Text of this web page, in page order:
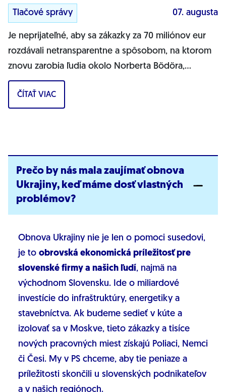
Tlačové správy 07. augusta
Je neprijateľné, aby sa zákazky za 70 miliónov eur
rozdávali netransparentne a spôsobom, na ktorom
znovu zarobia ľudia okolo Norberta Bödöra,
povedal podpredseda Progresívneho Slovenska a...
ČÍTAŤ VIAC
Prečo by nás mala zaujímať obnova
Ukrajiny, keď máme dosť vlastných
problémov?
Obnova Ukrajiny nie je len o pomoci susedovi,
je to obrovská ekonomická príležitosť pre
slovenské firmy a našich ľudí, najmä na
východnom Slovensku. Ide o miliardové
investície do infraštruktúry, energetiky a
stavebníctva. Ak budeme sedieť v kúte a
izolovať sa v Moskve, tieto zákazky a tisíce
nových pracovných miest získajú Poliaci, Nemci
či Česi. My v PS chceme, aby tie peniaze a
príležitosti skončili u slovenských podnikateľov
a v našich regiónoch.